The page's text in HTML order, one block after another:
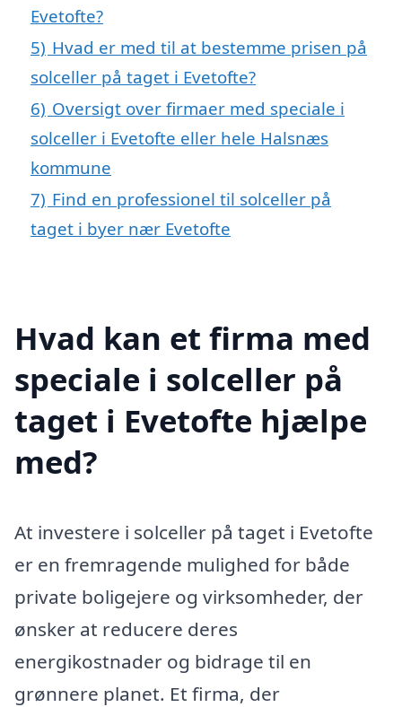
Evetofte?
5) Hvad er med til at bestemme prisen på
solceller på taget i Evetofte?
6) Oversigt over firmaer med speciale i
solceller i Evetofte eller hele Halsnæs
kommune
7) Find en professionel til solceller på
taget i byer nær Evetofte
Hvad kan et firma med
speciale i solceller på
taget i Evetofte hjælpe
med?
At investere i solceller på taget i Evetofte
er en fremragende mulighed for både
private boligejere og virksomheder, der
ønsker at reducere deres
energikostnader og bidrage til en
grønnere planet. Et firma, der